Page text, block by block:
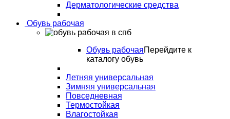
Дерматологические средства
Обувь рабочая
Обувь рабочаяПерейдите к
каталогу обувь
Летняя универсальная
Зимняя универсальная
Повседневная
Термостойкая
Влагостойкая